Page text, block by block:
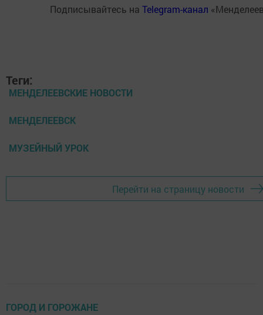
Подписывайтесь на Telegram-канал
Теги:
МЕНДЕЛЕЕВСКИЕ НОВОСТИ
МЕНДЕЛЕЕВСК
МУЗЕЙНЫЙ УРОК
Перейти на страницу новости
ГОРОД И ГОРОЖАНЕ